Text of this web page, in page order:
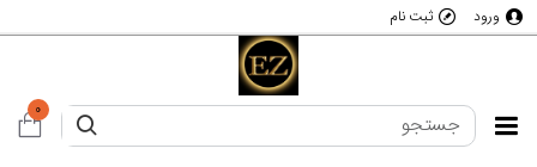
ورود ثبت نام
0